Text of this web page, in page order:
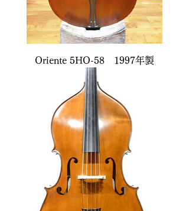
Oriente 5HO-58 1997年製